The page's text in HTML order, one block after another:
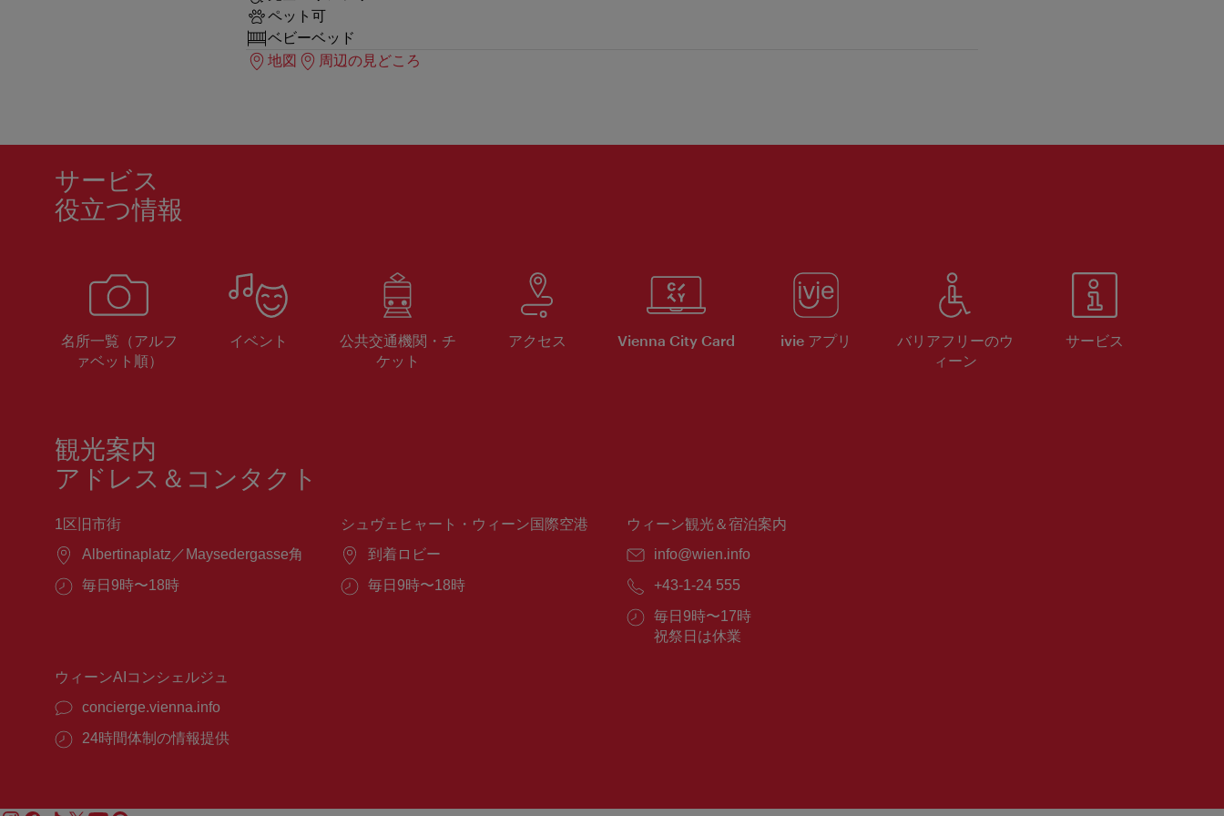
ペット可
ベビーベッド
地図
周辺の見どころ
サービス
役立つ情報
名所一覧（アルフ
ァベット順）
イベント
公共交通機関・チ
ケット
アクセス Vienna City Card ivie アプリ
バリアフリーのウ
ィーン
サービス
観光案内
アドレス＆コンタクト
1区旧市街
場
Albertinaplatz／Maysedergasse角
営
毎日9時〜18時
シュヴェヒャート・ウィーン国際空港
場
到着ロビー
営
毎日9時〜18時
ウィーン観光＆宿泊案内
E
ー
ル：
info@wien.info
電
番
号：
+43-1-24 555
営
業
毎日9時〜17時
祝祭日は休業
ウィーンAIコンシェルジュ
concierge.vienna.info
24時間体制の情報提供